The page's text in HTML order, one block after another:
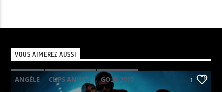
VOUS AIMEREZ AUSSI
ANGÈLE CLIPS ANIMÉS
GOLD 2010
1